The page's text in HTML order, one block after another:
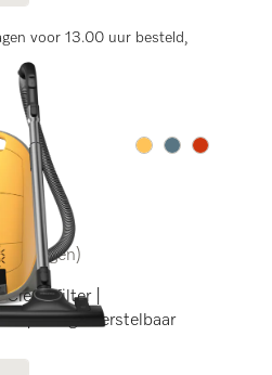
voor 13.00 uur besteld,
Kleur:Kleur:Kleur:
filter |
| Hoogteverstelbaar